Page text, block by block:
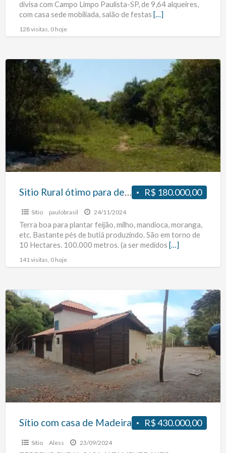
Campo
Limpo
Paulista
divisa com Campo Limpo Paulista-SP, de 9,64 alqueires,
com casa sede mobiliada, salão de festas […]
128 visitas, 0 hoje
Sitio
Rural
ótimo
para
descanso
refugio.
Próximo
a
cidade
Tapes-
R$ 180.000,00
Sitio Rural ótimo para descanso ou refugio. Próximo a cidade de Tapes-RS
Sítio paulobrasil 24/11/2024
Terra boa para plantar feijão, milho, mandioca, moranga,
etc. Bastante pés de butiá produzindo. São em torno de
10 Hectares. 100.000 metros. (a ser medidos […]
141 visitas, 0 hoje
Sítio
com
casa
de
Madeira
R$ 430.000,00
Sítio com casa de Madeira
Sítio Aless 23/09/2024